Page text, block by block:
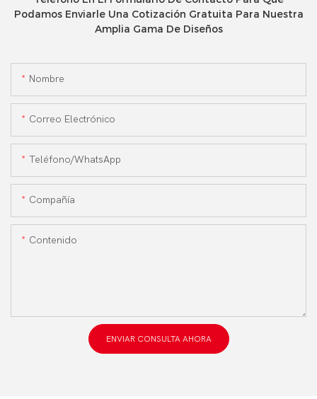
Podamos Enviarle Una Cotización Gratuita Para Nuestra
Amplia Gama De Diseños
Nombre
Correo Electrónico
Teléfono/WhatsApp
Compañía
Contenido
ENVIAR CONSULTA AHORA